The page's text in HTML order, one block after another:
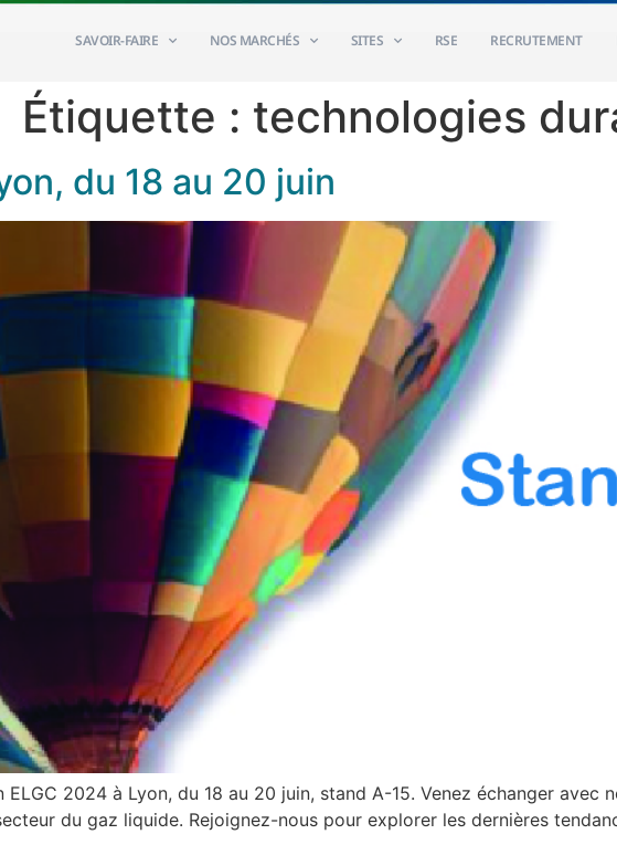
SAVOIR-FAIRE NOS MARCHÉS SITES RSE RECRUTEMENT
Étiquette : technologies
du 18 au 20 juin
ELGC 2024 à Lyon, du 18 au 20 juin, stand A-15. Venez échanger
du gaz liquide. Rejoignez-nous pour explorer les dernières